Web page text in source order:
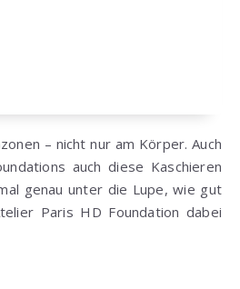
– nicht nur am Körper. Auch
auch diese Kaschieren
genau unter die Lupe, wie gut
Paris HD Foundation dabei